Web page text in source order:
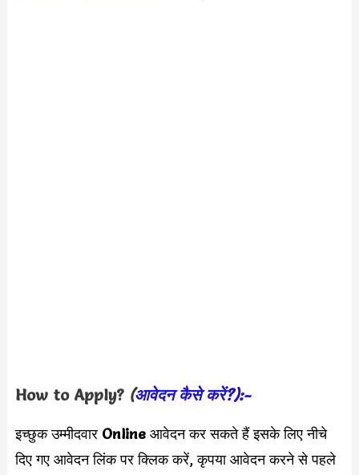
How to Apply?(आवेदन कैसे करें?):-
इच्छुक उम्मीदवार Onlineआवेदन कर सकते हैं इसके लिए नीचे
दिए गए आवेदन लिंक पर क्लिक करें, कृपया आवेदन करने से पहले